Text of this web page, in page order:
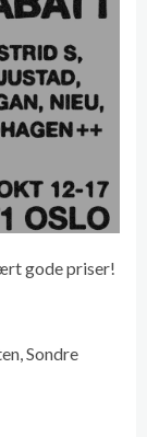
gode priser!
Sondre